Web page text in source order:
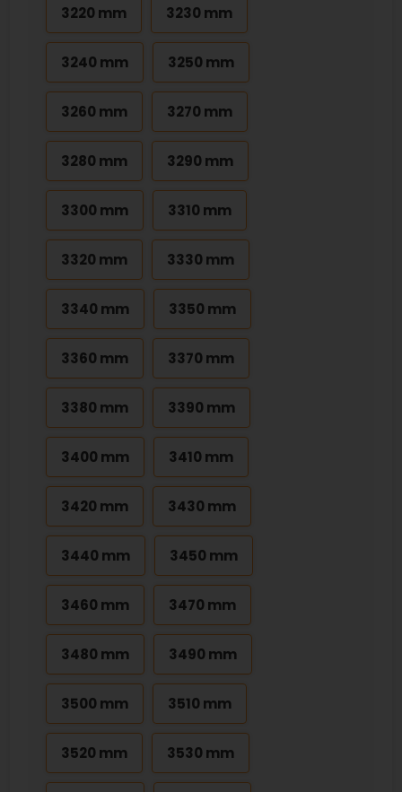
3220 mm 3230 mm
3240 mm 3250 mm
3260 mm 3270 mm
3280 mm 3290 mm
3300 mm 3310 mm
3320 mm 3330 mm
3340 mm 3350 mm
3360 mm 3370 mm
3380 mm 3390 mm
3400 mm 3410 mm
3420 mm 3430 mm
3440 mm 3450 mm
3460 mm 3470 mm
3480 mm 3490 mm
3500 mm 3510 mm
3520 mm 3530 mm